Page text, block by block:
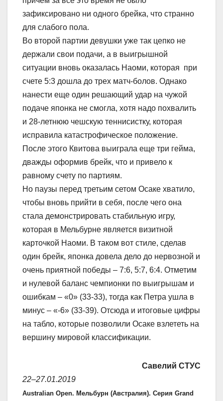
зафиксировано ни одного брейка, что странно
для слабого пола.
Во второй партии девушки уже так цепко не
держали свои подачи, а в выигрышной
ситуации вновь оказалась Наоми, которая при
счете 5:3 дошла до трех матч-болов. Однако
нанести еще один решающий удар на чужой
подаче японка не смогла, хотя надо похвалить
и 28-летнюю чешскую теннисистку, которая
исправила катастрофическое положение.
После этого Квитова выиграла еще три гейма,
дважды оформив брейк, что и привело к
равному счету по партиям.
Но паузы перед третьим сетом Осаке хватило,
чтобы вновь прийти в себя, после чего она
стала демонстрировать стабильную игру,
которая в Мельбурне является визитной
карточкой Наоми. В таком вот стиле, сделав
один брейк, японка довела дело до нервозной и
очень приятной победы – 7:6, 5:7, 6:4. Отметим
и нулевой баланс чемпионки по выигрышам и
ошибкам – «0» (33-33), тогда как Петра ушла в
минус – «-6» (33-39). Отсюда и итоговые цифры
на табло, которые позволили Осаке взлететь на
вершину мировой классификации.
Савелий СТУС
22–27.01.2019
Australian Open. Мельбурн (Австралия). Серия Grand